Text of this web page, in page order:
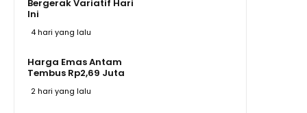
Bergerak Variatif Hari
Ini
4 hari yang lalu
Harga Emas Antam
Tembus Rp2,69 Juta
2 hari yang lalu